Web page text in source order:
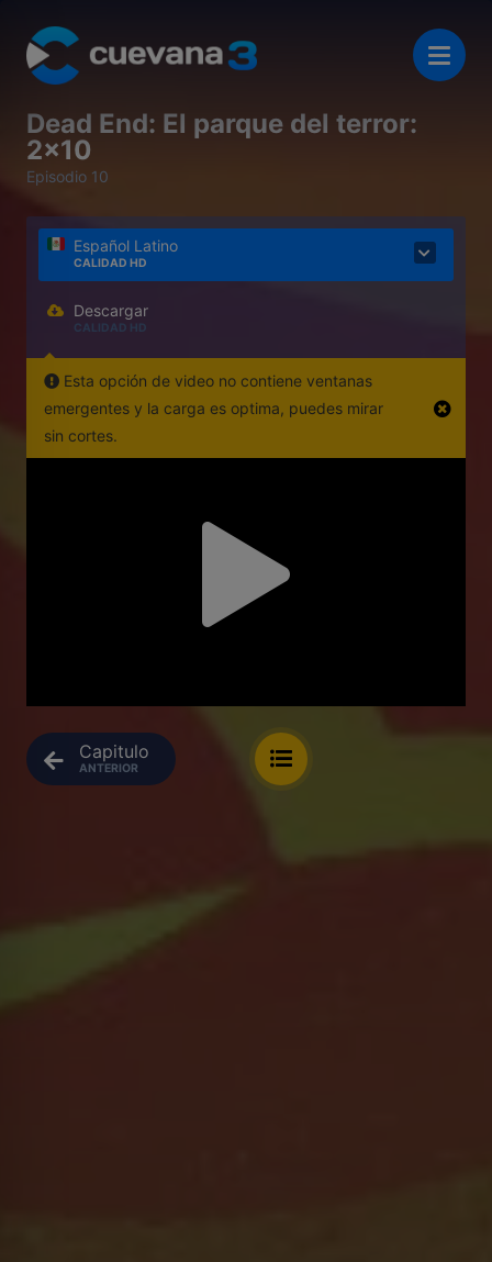
Dead End: El parque del terror:
2x10
Episodio 10
Español Latino
CALIDAD HD
Descargar
CALIDAD HD
Esta opción de video no contiene ventanas
emergentes y la carga es optima, puedes mirar
sin cortes.
Capitulo
ANTERIOR